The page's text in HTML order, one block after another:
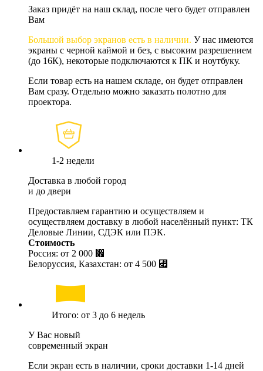
Заказ придёт на наш склад, после чего будет отправлен
Вам
Большой выбор экранов есть в наличии. У нас имеются
экраны с черной каймой и без, с высоким разрешением
(до 16К), некоторые подключаются к ПК и ноутбуку.
Если товар есть на нашем складе, он будет отправлен
Вам сразу. Отдельно можно заказать полотно для
проектора.
1-2 недели
Доставка в любой город
и до двери
Предоставляем гарантию и осуществляем и
осуществляем доставку в любой населённый пункт: ТК
Деловые Линии, СДЭК или ПЭК.
Стоимость
Россия: от 2 000 ⃏
Белоруссия, Казахстан: от 4 500 ⃏
Итого: от 3 до 6 недель
У Вас новый
современный экран
Если экран есть в наличии, сроки доставки 1-14 дней